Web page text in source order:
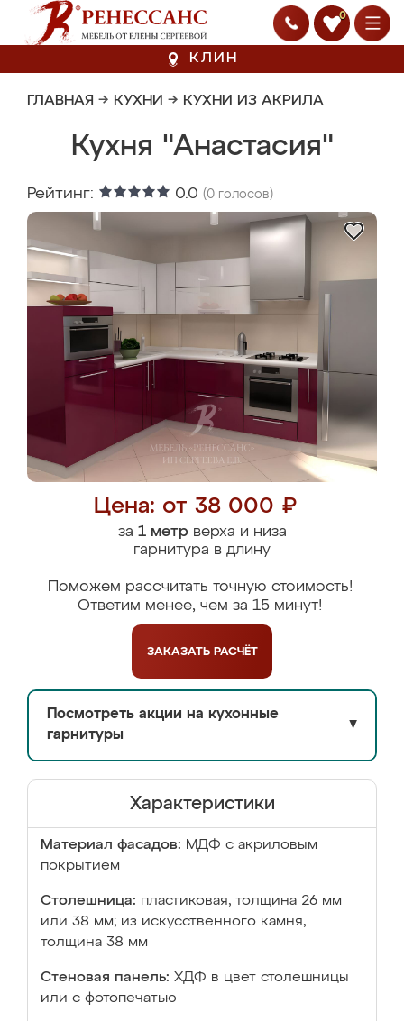
0
КЛИН
ГЛАВНАЯ → КУХНИ → КУХНИ ИЗ АКРИЛА
Кухня "Анастасия"
Рейтинг: 0.0 (0 голосов)
Цена: от 38 000 ₽
за 1 метрверха и низа
гарнитура в длину
Поможем рассчитать точную стоимость!
Ответим менее, чем за 15 минут!
ЗАКАЗАТЬ РАСЧЁТ
Посмотреть акции на кухонные
гарнитуры
▼
Характеристики
Материал фасадов: МДФ с акриловым
покрытием
Столешница: пластиковая, толщина 26 мм
или 38 мм; из искусственного камня,
толщина 38 мм
Стеновая панель: ХДФ в цвет столешницы
или с фотопечатью